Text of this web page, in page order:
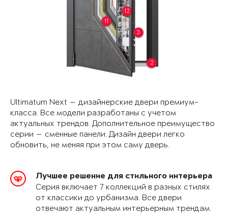
2
3
11
12
Ultimatum Next — дизайнерские двери премиум-
класса. Все модели разработаны с учетом
актуальных трендов. Дополнительное преимущество
серии — сменные панели. Дизайн двери легко
обновить, не меняя при этом саму дверь.
Лучшее решение для стильного интерьера
Серия включает 7 коллекций в разных стилях
от классики до урбанизма. Все двери
отвечают актуальным интерьерным трендам.